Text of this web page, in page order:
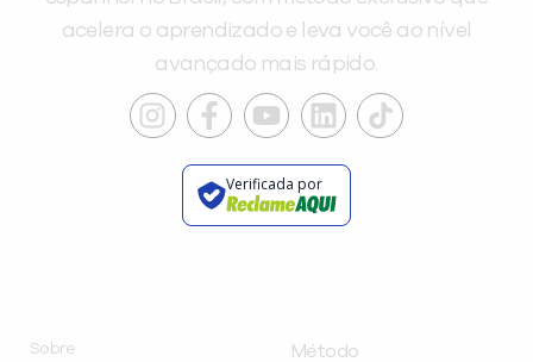
acelera o aprendizado e leva você ao nível
avançado mais rápido.
Verificada por
Sobre
Método